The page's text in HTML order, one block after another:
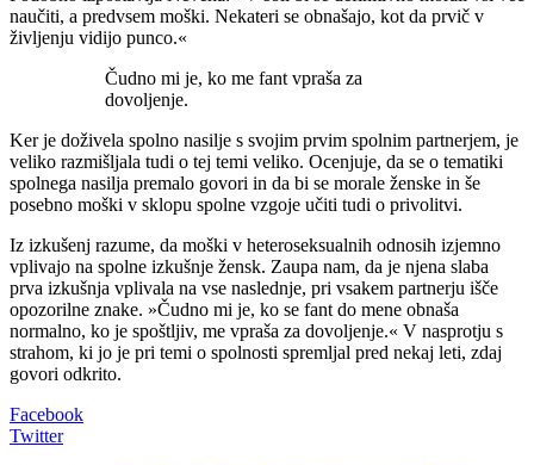
naučiti, a predvsem moški. Nekateri se obnašajo, kot da prvič v
življenju vidijo punco.«
Čudno mi je, ko me fant vpraša za
dovoljenje.
Ker je doživela spolno nasilje s svojim prvim spolnim partnerjem, je
veliko razmišljala tudi o tej temi veliko. Ocenjuje, da se o tematiki
spolnega nasilja premalo govori in da bi se morale ženske in še
posebno moški v sklopu spolne vzgoje učiti tudi o privolitvi.
Iz izkušenj razume, da moški v heteroseksualnih odnosih izjemno
vplivajo na spolne izkušnje žensk. Zaupa nam, da je njena slaba
prva izkušnja vplivala na vse naslednje, pri vsakem partnerju išče
opozorilne znake. »Čudno mi je, ko se fant do mene obnaša
normalno, ko je spoštljiv, me vpraša za dovoljenje.« V nasprotju s
strahom, ki jo je pri temi o spolnosti spremljal pred nekaj leti, zdaj
govori odkrito.
Facebook
Twitter